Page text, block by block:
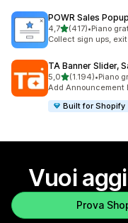
POWR Sales
4,7stelle su 5
(417)
417 recensioni totali
•Piano
Collect sign ups,
TA Banner Slider,
5,0stelle su 5
(1.194)
1194 recensioni totali
•Piano
Add Announcement
Built for Shopify
Vuoi
Prova